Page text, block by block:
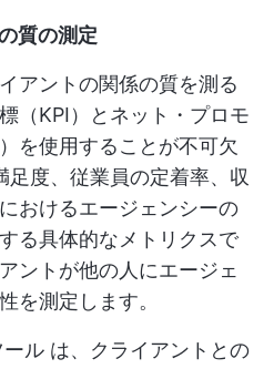
質の測定
アントの関係の質を測る
（KPI）とネット・プロモ
を使用することが不可欠
足度、従業員の定着率、収
おけるエージェンシーの
る具体的なメトリクスで
ントが他の人にエージェ
を測定します。
ール は、クライアントとの